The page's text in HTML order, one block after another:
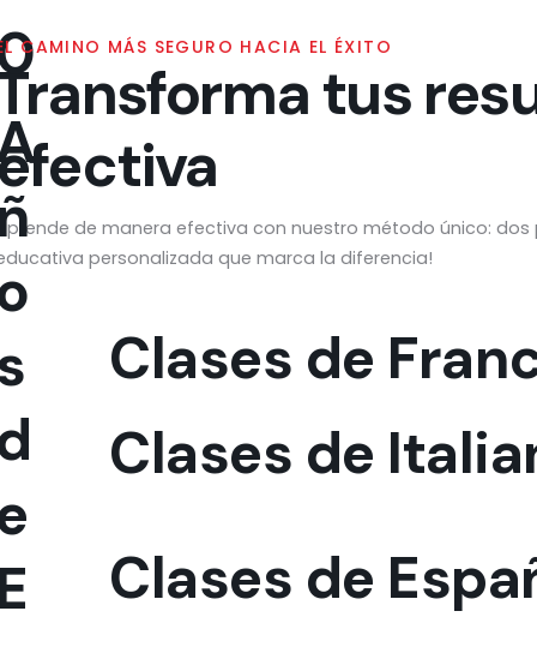
CAMINO MÁS SEGURO HACIA EL ÉXITO
tus
de manera efectiva con nuestro método único: dos
personalizada que marca la diferencia!
Clases de
Clases de
Clases de